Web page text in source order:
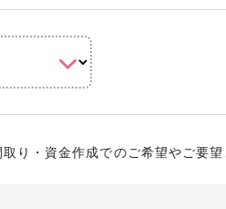
り・資金作成でのご希望やご要